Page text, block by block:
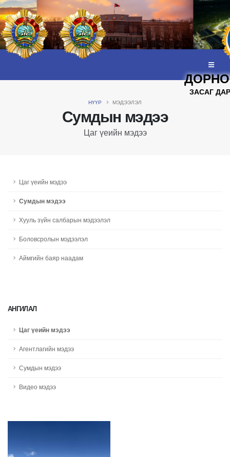
ЗАСАГ
Сумдын мэдээ
Цаг үеийн мэдээ
НҮҮР МЭДЭЭЛЭЛ
Цаг үеийн мэдээ
Сумдын мэдээ
Хууль зүйн салбарын мэдээлэл
Боловсролын мэдээлэл
Аймгийн баяр наадам
АНГИЛАЛ
Цаг үеийн мэдээ
Агентлагийн мэдээ
Сумдын мэдээ
Видео мэдээ